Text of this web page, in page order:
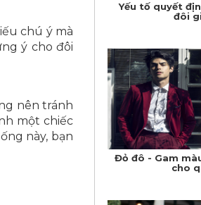
chú ý mà
ý cho đôi
nên tránh
một chiếc
này, bạn
Yếu tố quyết
đôi
Đỏ đô - Gam
cho